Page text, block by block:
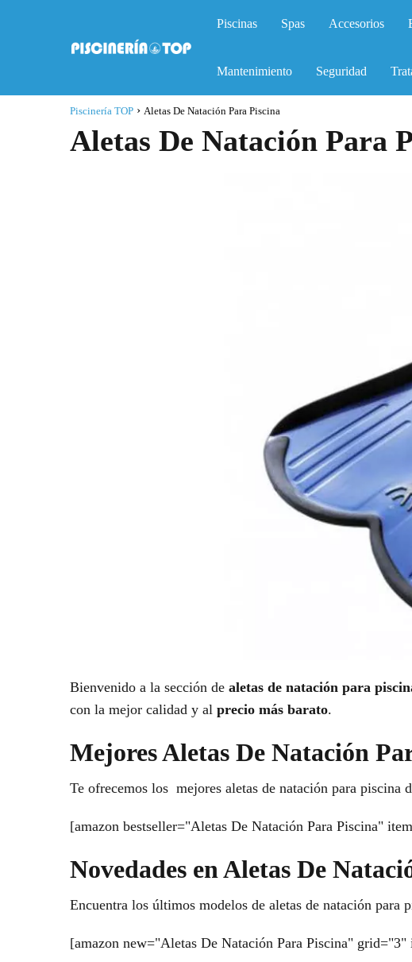
Piscinas Spas Accesorios
Mantenimiento Seguridad
Piscinería TOP Aletas De Natación Para Piscina
Aletas De Natación Para
Bienvenido a la sección de aletas de natación para
con la mejor calidad y al precio más barato.
Mejores Aletas De Natación
Te ofrecemos los mejores aletas de natación para piscina
[amazon bestseller="Aletas De Natación Para Piscina"
Novedades en Aletas De
Encuentra los últimos modelos de aletas de natación para
[amazon new="Aletas De Natación Para Piscina"